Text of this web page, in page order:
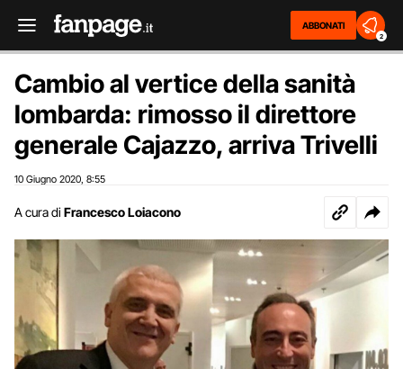
ABBONATI
2
Cambio al vertice della sanità
lombarda: rimosso il direttore
generale Cajazzo, arriva Trivelli
10 Giugno 2020 8:55
A cura di Francesco Loiacono